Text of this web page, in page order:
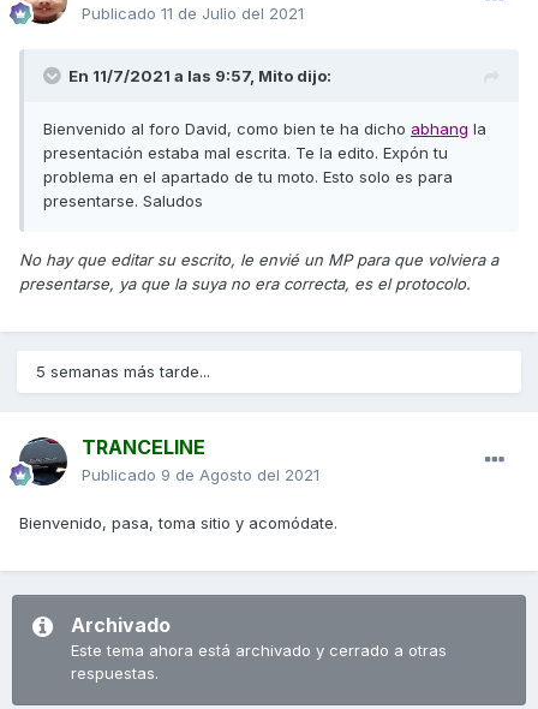
Publicado 11 de Julio del 2021
En 11/7/2021 a las 9:57, Mito dijo:
Bienvenido al foro David, como bien te ha dicho abhang la
presentación estaba mal escrita. Te la edito. Expón tu
problema en el apartado de tu moto. Esto solo es para
presentarse. Saludos
No hay que editar su escrito, le envié un MP para que volviera a
presentarse, ya que la suya no era correcta, es el protocolo.
5 semanas más tarde...
TRANCELINE
Publicado 9 de Agosto del 2021
Bienvenido, pasa, toma sitio y acomódate.
Archivado
Este tema ahora está archivado y cerrado a otras
respuestas.